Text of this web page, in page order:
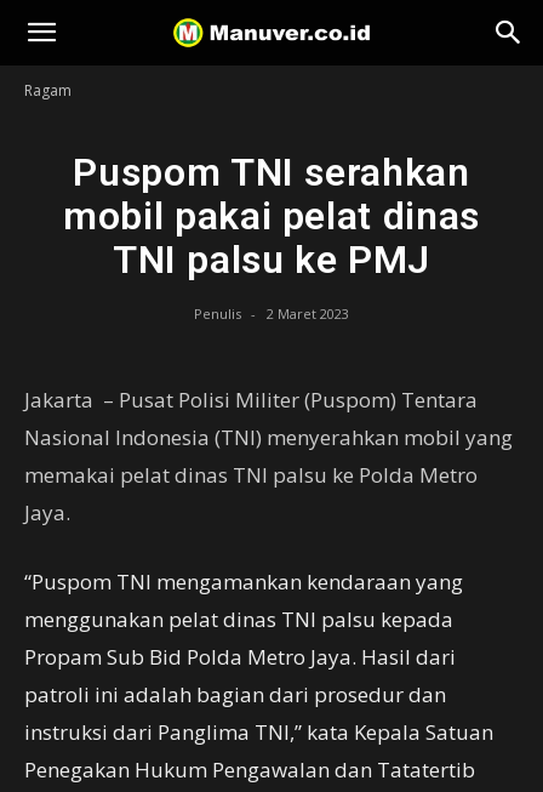
Manuver
Ragam
Puspom TNI serahkan
mobil pakai pelat dinas
TNI palsu ke PMJ
Penulis - 2 Maret 2023
Jakarta – Pusat Polisi Militer (Puspom) Tentara
Nasional Indonesia (TNI) menyerahkan mobil yang
memakai pelat dinas TNI palsu ke Polda Metro
Jaya.
“Puspom TNI mengamankan kendaraan yang
menggunakan pelat dinas TNI palsu kepada
Propam Sub Bid Polda Metro Jaya. Hasil dari
patroli ini adalah bagian dari prosedur dan
instruksi dari Panglima TNI,” kata Kepala Satuan
Penegakan Hukum Pengawalan dan Tatatertib